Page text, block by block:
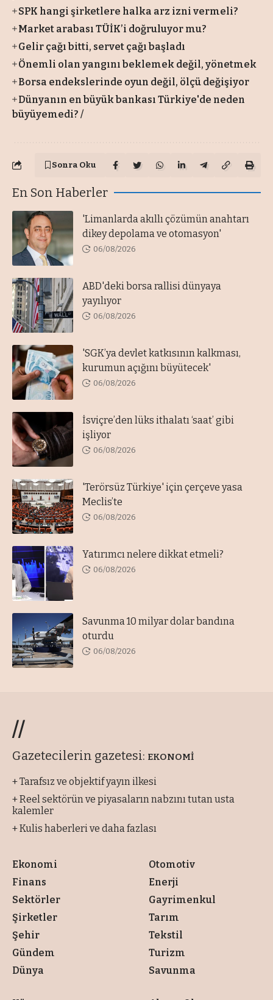
SPK hangi şirketlere halka arz izni vermeli?
Market arabası TÜİK’i doğruluyor mu?
Gelir çağı bitti, servet çağı başladı
Önemli olan yangını beklemek değil, yönetmek
Borsa endekslerinde oyun değil, ölçü değişiyor
Dünyanın en büyük bankası Türkiye'de neden
büyüyemedi? /
Sonra Oku
En Son Haberler
'Limanlarda akıllı çözümün anahtarı
dikey depolama ve otomasyon'
06/08/2026
ABD'deki borsa rallisi dünyaya
yayılıyor
06/08/2026
'SGK’ya devlet katkısının kalkması,
kurumun açığını büyütecek'
06/08/2026
İsviçre’den lüks ithalatı ‘saat’ gibi
işliyor
06/08/2026
'Terörsüz Türkiye' için çerçeve yasa
Meclis’te
06/08/2026
Yatırımcı nelere dikkat etmeli?
06/08/2026
Savunma 10 milyar dolar bandına
oturdu
06/08/2026
//
Gazetecilerin gazetesi: EKONOMİ
+ Tarafsız ve objektif yayın ilkesi
+ Reel sektörün ve piyasaların nabzını tutan usta
kalemler
+ Kulis haberleri ve daha fazlası
Ekonomi
Finans
Sektörler
Şirketler
Şehir
Gündem
Dünya
Otomotiv
Enerji
Gayrimenkul
Tarım
Tekstil
Turizm
Savunma